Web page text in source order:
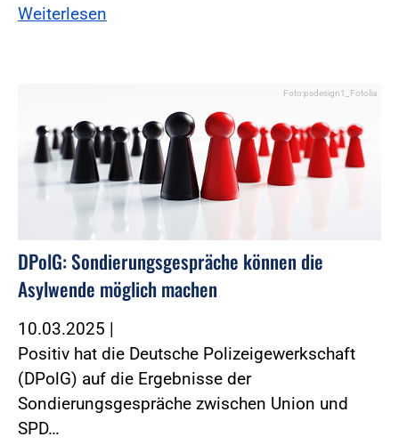
Weiterlesen
Foto:psdesign1_Fotolia
DPolG: Sondierungsgespräche können die
Asylwende möglich machen
10.03.2025 |
Positiv hat die Deutsche Polizeigewerkschaft
(DPolG) auf die Ergebnisse der
Sondierungsgespräche zwischen Union und
SPD…